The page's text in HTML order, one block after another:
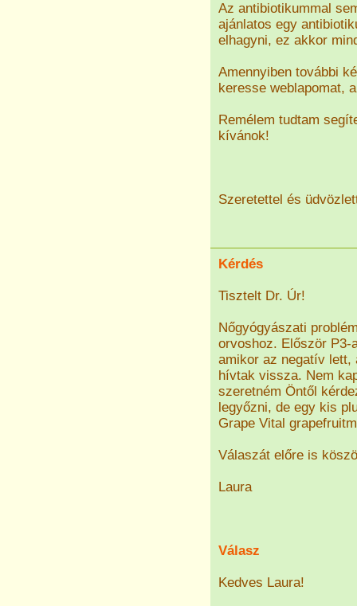
Az antibiotikummal
ajánlatos egy
elhagyni, ez akkor
Amennyiben további
keresse weblapomat,
Remélem tudtam
kívánok!
Szeretettel és
Kérdés
Tisztelt Dr. Úr!
Nőgyógyászati
orvoshoz. Először P3-
amikor az negatív lett,
hívtak vissza. Nem
szeretném Öntől
legyőzni, de egy kis
Grape Vital
Válaszát előre is
Laura
Válasz
Kedves Laura!